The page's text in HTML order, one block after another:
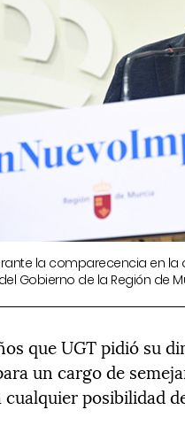
la comparecencia en
Gobierno de la Región de
que UGT pidió su
un cargo de
posibilidad